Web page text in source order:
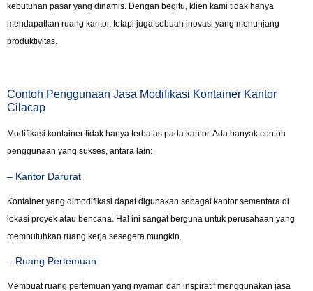
kebutuhan pasar yang dinamis. Dengan begitu, klien kami tidak hanya
mendapatkan ruang kantor, tetapi juga sebuah inovasi yang menunjang
produktivitas.
Contoh Penggunaan Jasa Modifikasi Kontainer Kantor
Cilacap
Modifikasi kontainer tidak hanya terbatas pada kantor. Ada banyak contoh
penggunaan yang sukses, antara lain:
– Kantor Darurat
Kontainer yang dimodifikasi dapat digunakan sebagai kantor sementara di
lokasi proyek atau bencana. Hal ini sangat berguna untuk perusahaan yang
membutuhkan ruang kerja sesegera mungkin.
– Ruang Pertemuan
Membuat ruang pertemuan yang nyaman dan inspiratif menggunakan jasa